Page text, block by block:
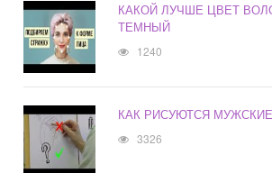
КАКОЙ ЛУЧШЕ ЦВЕТ
ТЕМНЫЙ
1240
КАК РИСУЮТСЯ
3326